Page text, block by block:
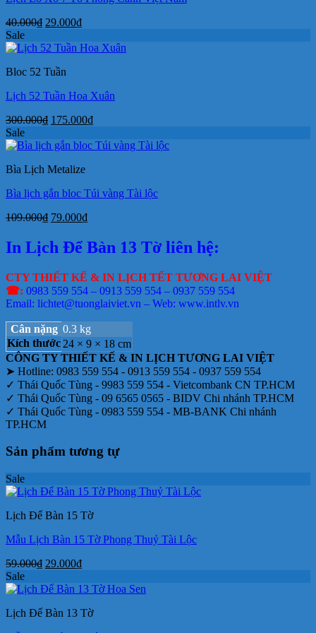
40.000₫ Giá
là:
29.000₫Giá
tại
Sale
Bloc 52 Tuần
Lịch 52 Tuần Hoa Xuân
300.000₫ Giá
là:
175.000₫Giá
tại
Sale
Bìa Lịch Metalize
Bìa lịch gắn bloc Túi vàng Tài lộc
109.000₫ Giá
là:
109.000₫.
79.000₫Giá
tại
là:
In Lịch Để Bàn 13 Tờ liên hệ:
CTY THIẾT KẾ & IN LỊCH TẾT TƯƠNG LAI VIỆT
☎: 0983 559 554 – 0913 559 554 – 0937 559 554
Email: lichtet@tuonglaiviet.vn – Web: www.intlv.vn
Cân nặng 0.3 kg
Kích thước 24 × 9 × 18 cm
CÔNG TY THIẾT KẾ & IN LỊCH TƯƠNG LAI VIỆT
➤ Hotline: 0983 559 554 - 0913 559 554 - 0937 559 554
✓ Thái Quốc Tùng - 9983 559 554 - Vietcombank CN TP.HCM
✓ Thái Quốc Tùng - 09 6565 0565 - BIDV Chi nhánh TP.HCM
✓ Thái Quốc Tùng - 0983 559 554 - MB-BANK Chi nhánh
TP.HCM
Sản phẩm tương tự
Sale
Lịch Để Bàn 15 Tờ
Mẫu Lịch Bàn 15 Tờ Phong Thuỷ Tài Lộc
59.000₫ Giá
là:
29.000₫Giá
tại
29.000₫.
Sale
Lịch Để Bàn 13 Tờ